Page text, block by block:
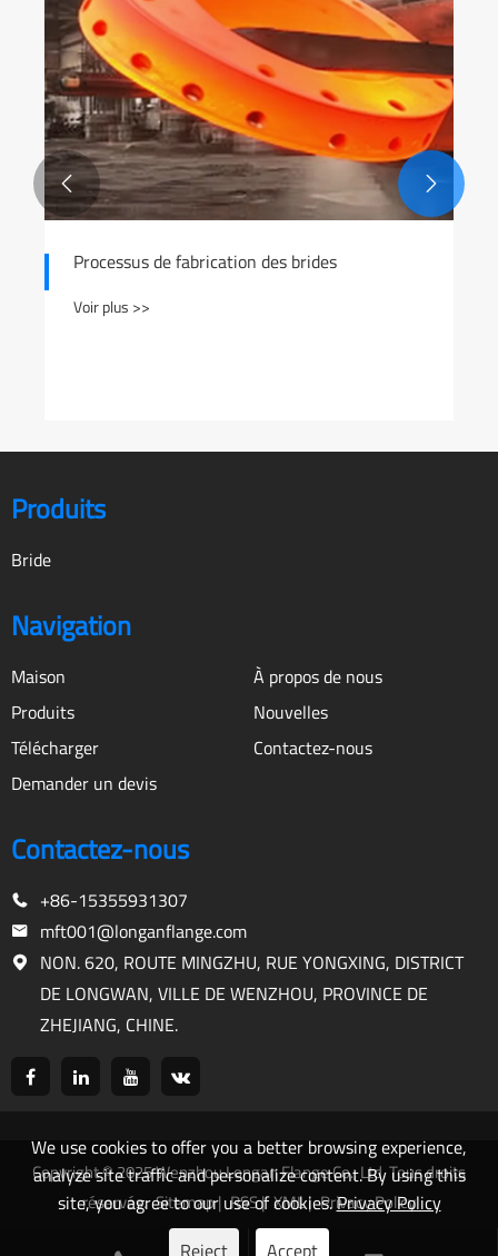
des brides
Avantages des brides
 
Produits
Bride
Navigation
Maison
À propos de nous
Produits
Nouvelles
Télécharger
Contactez-nous
Demander un devis
Contactez-nous
+86-15355931307
mft001@longanflange.com
NON. 620, ROUTE MINGZHU, RUE YONGXING, DISTRICT
DE LONGWAN, VILLE DE WENZHOU, PROVINCE DE
ZHEJIANG, CHINE.
Copyright © 2025 Wenzhou Longan Flange Co., Ltd. Tous droits
réservés. Sitemap| RSS| XML| Privacy Policy
We use cookies to offer you a better browsing experience,
analyze site traffic and personalize content. By using this
site, you agree to our use of cookies.Privacy Policy
Reject
Accept